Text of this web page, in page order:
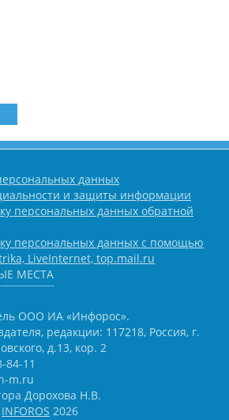
данных
и защиты информации
персональных данных обратной
персональных данных с помощью
LiveInternet, top.mail.ru
МЕСТА
ООО ИА «Инфорос».
редакции: 117218, Россия, г.
д.13, кор. 2
84-11
m.ru
Дорохова Н.В.
INFOROS 2026